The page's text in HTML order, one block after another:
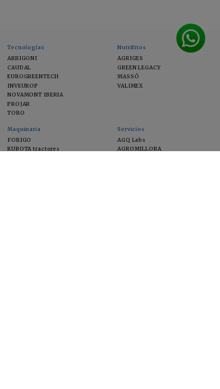
Tecnologías
ARRIGONI
CAUDAL
EUROGREENTECH
INVEUROP
NOVAMONT IBERIA
PROJAR
TORO
Nutrifitos
AGRIGES
GREEN LEGACY
MASSÓ
VALIMEX
Maquinaria
FORIGO
KUBOTA tractores
Servicios
AGQ Labs
AGROMILLORA